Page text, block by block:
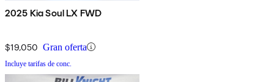
2025 Kia Soul LX FWD
$19,050 Gran oferta
Incluye tarifas de conc.